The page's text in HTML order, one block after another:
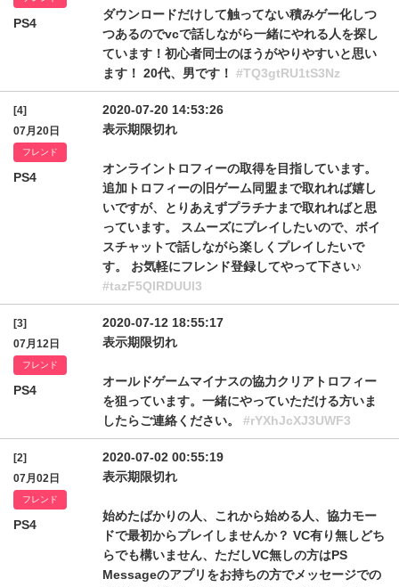
PS4
ダウンロードだけして触ってない積みゲー化しつ
つあるのでvcで話しながら一緒にやれる人を探し
ています！初心者同士のほうがやりやすいと思い
ます！ 20代、男です！ #TQ3gtRU1tS3Nz
[4]
07月20日
フレンド
PS4
2020-07-20 14:53:26
表示期限切れ
オンライントロフィーの取得を目指しています。
追加トロフィーの旧ゲーム同盟まで取れれば嬉し
いですが、とりあえずプラチナまで取れればと思
っています。 スムーズにプレイしたいので、ボイ
スチャットで話しながら楽しくプレイしたいで
す。 お気軽にフレンド登録してやって下さい♪
#tazF5QlRDUUl3
[3]
07月12日
フレンド
PS4
2020-07-12 18:55:17
表示期限切れ
オールドゲームマイナスの協力クリアトロフィー
を狙っています。一緒にやっていただける方いま
したらご連絡ください。 #rYXhJcXJ3UWF3
[2]
07月02日
フレンド
PS4
2020-07-02 00:55:19
表示期限切れ
始めたばかりの人、これから始める人、協力モー
ドで最初からプレイしませんか？ VC有り無しどち
らでも構いません、ただしVC無しの方はPS
Messageのアプリをお持ちの方でメッセージでの